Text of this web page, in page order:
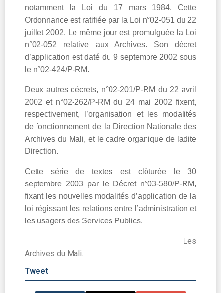
notamment la Loi du 17 mars 1984. Cette
Ordonnance est ratifiée par la Loi n°02-051 du 22
juillet 2002. Le même jour est promulguée la Loi
n°02-052 relative aux Archives. Son décret
d’application est daté du 9 septembre 2002 sous
le n°02-424/P-RM.
Deux autres décrets, n°02-201/P-RM du 22 avril
2002 et n°02-262/P-RM du 24 mai 2002 fixent,
respectivement, l’organisation et les modalités
de fonctionnement de la Direction Nationale des
Archives du Mali, et le cadre organique de ladite
Direction.
Cette série de textes est clôturée le 30
septembre 2003 par le Décret n°03-580/P-RM,
fixant les nouvelles modalités d’application de la
loi régissant les relations entre l’administration et
les usagers des Services Publics.
Les
Archives du Mali.
Tweet